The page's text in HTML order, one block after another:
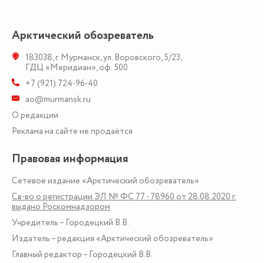
Арктический обозреватель
183038,г. Мурманск,ул. Воровского, 5/23,
ГДЦ «Меридиан», оф. 500
+7 (921) 724-96-40
ao@murmansk.ru
О редакции
Реклама на сайте не продаётся
Правовая информация
Сетевое издание «Арктический обозреватель»
Св-во о регистрации ЭЛ № ФС 77 - 78960 от 28.08.2020 г.
выдано Роскомнадзором
Учредитель – Городецкий В.В.
Издатель – редакция «Арктический обозреватель»
Главный редактор – Городецкий В.В.